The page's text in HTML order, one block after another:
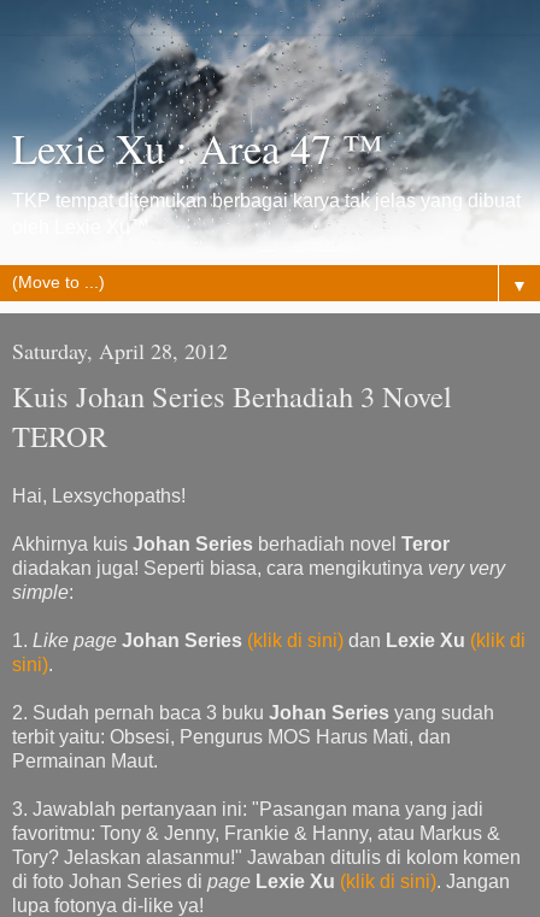
Lexie Xu : Area 47 ™
TKP tempat ditemukan berbagai karya tak jelas yang dibuat
oleh Lexie Xu™
▼
Saturday, April 28, 2012
Kuis Johan Series Berhadiah 3 Novel
TEROR
Hai, Lexsychopaths!
Akhirnya kuis Johan Series berhadiah novel Teror
diadakan juga! Seperti biasa, cara mengikutinya very very
simple:
1. Like page Johan Series (klik di sini) dan Lexie Xu (klik di
sini).
2. Sudah pernah baca 3 buku Johan Series yang sudah
terbit yaitu: Obsesi, Pengurus MOS Harus Mati, dan
Permainan Maut.
3. Jawablah pertanyaan ini: "Pasangan mana yang jadi
favoritmu: Tony & Jenny, Frankie & Hanny, atau Markus &
Tory? Jelaskan alasanmu!" Jawaban ditulis di kolom komen
di foto Johan Series di page Lexie Xu (klik di sini). Jangan
lupa fotonya di- like ya!